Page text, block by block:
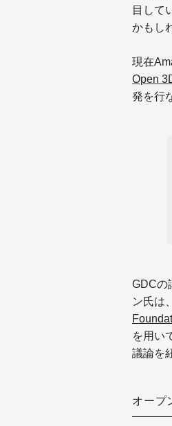
目して
かもし
現在
Open
発を行
GDCの
ン氏は
を用い
議論を
オープ